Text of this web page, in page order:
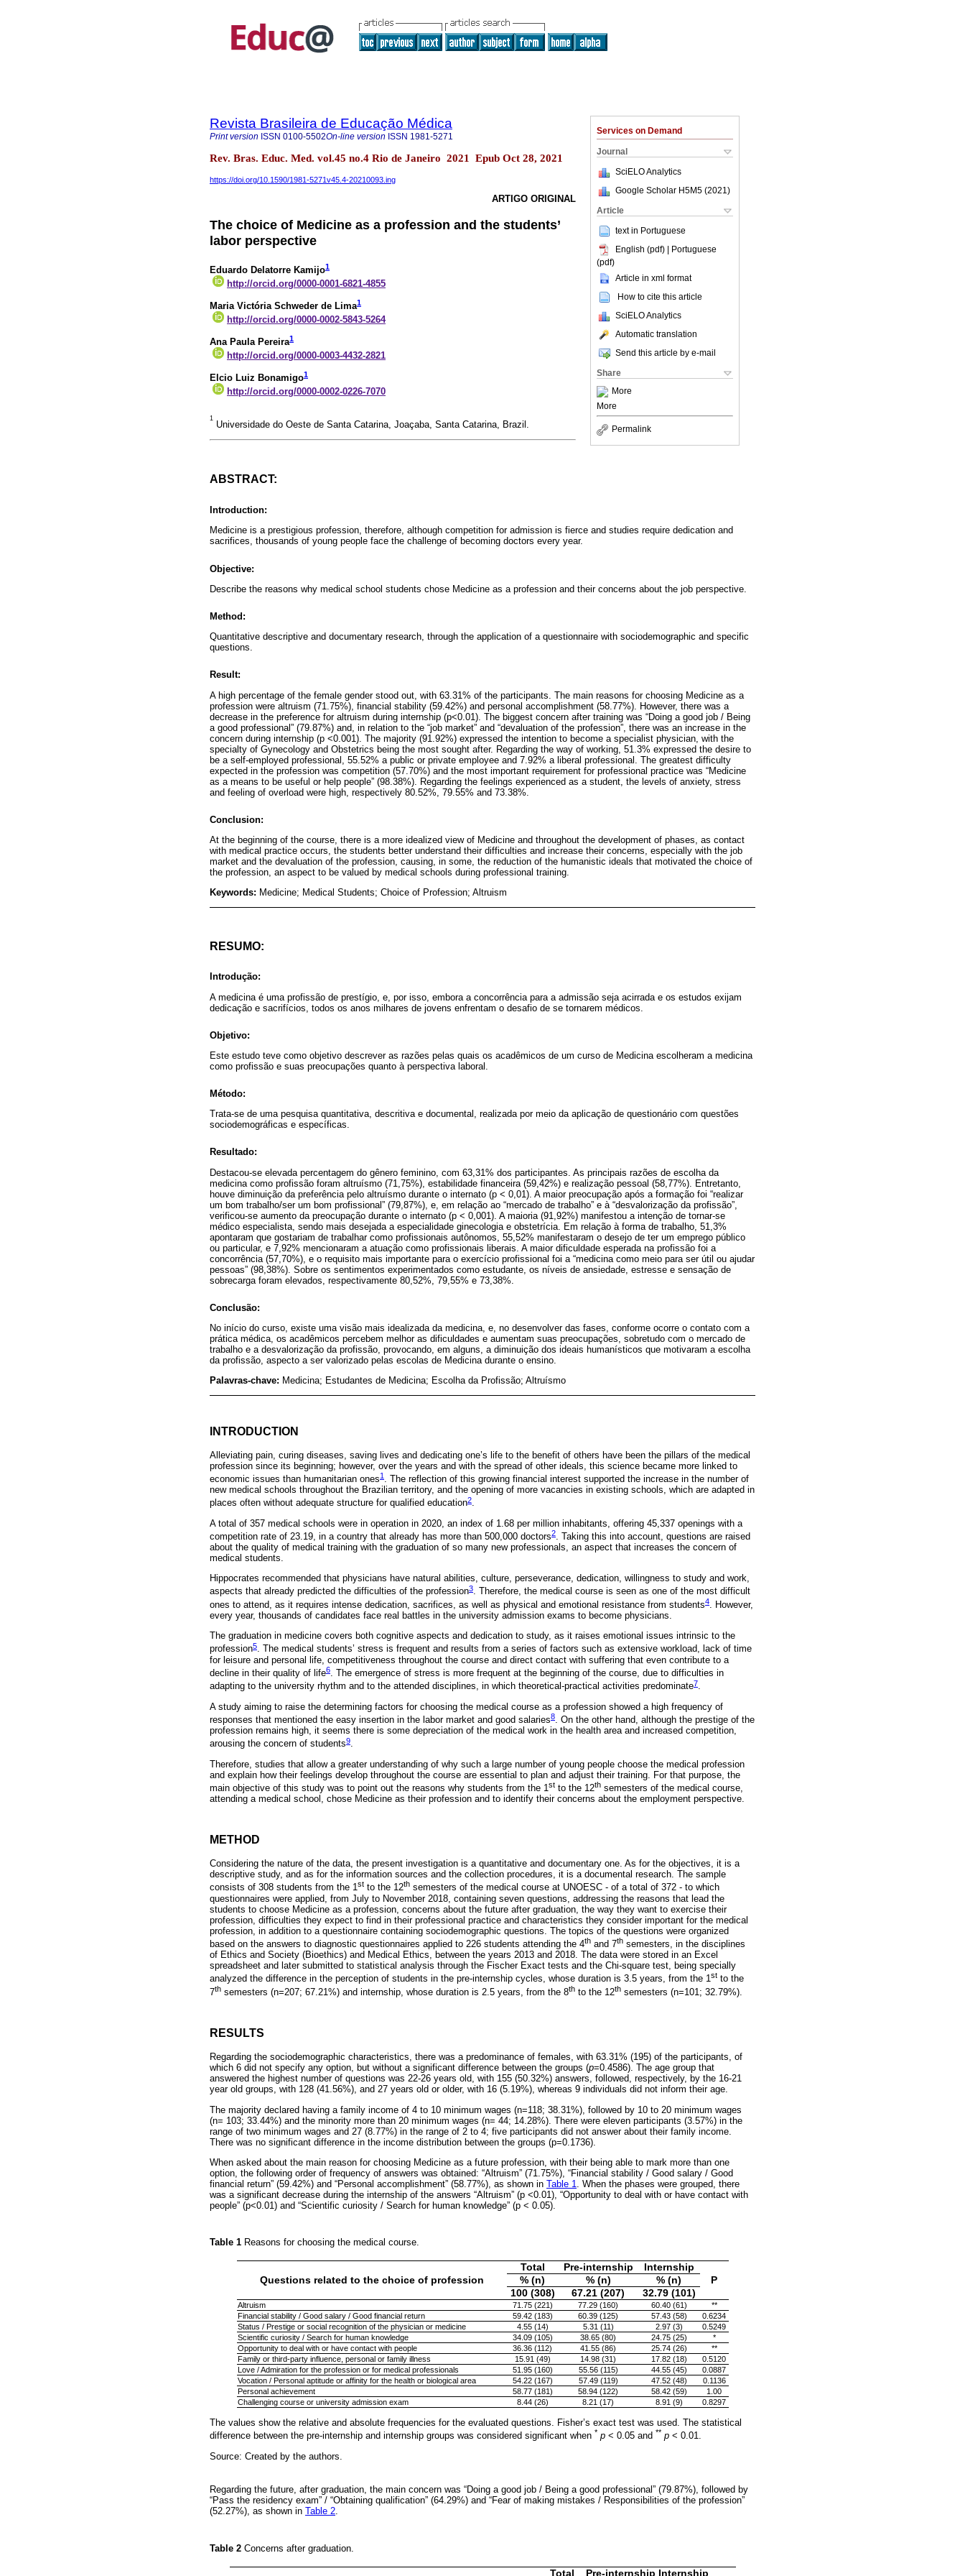
Services on Demand
Journal
SciELO Analytics
Google Scholar H5M5 (2021 )
Article
text in Portuguese
English (pdf) | Portuguese
(pdf)
Article in xml format
How to cite this article
SciELO Analytics
Automatic translation
Send this article by e-mail
Share
More
More
Permalink
Revista Brasileira de Educação Médica
Print version ISSN 0100-5502On-line version ISSN 1981-5271
Rev. Bras. Educ. Med. vol.45 no.4 Rio de Janeiro 2021 Epub Oct 28, 2021
https://doi.org/10.1590/1981-5271v45.4-20210093.ing
ARTIGO ORIGINAL
The choice of Medicine as a profession and the students’
labor perspective
Eduardo Delatorre Kamijo1
http://orcid.org/0000-0001-6821-4855
Maria Victória Schweder de Lima1
http://orcid.org/0000-0002-5843-5264
Ana Paula Pereira1
http://orcid.org/0000-0003-4432-2821
Elcio Luiz Bonamigo1
http://orcid.org/0000-0002-0226-7070
1
Universidade do Oeste de Santa Catarina, Joaçaba, Santa Catarina, Brazil.
ABSTRACT:
Introduction:
Medicine is a prestigious profession, therefore, although competition for admission is fierce and studies require dedication and
sacrifices, thousands of young people face the challenge of becoming doctors every year.
Objective:
Describe the reasons why medical school students chose Medicine as a profession and their concerns about the job perspective.
Method:
Quantitative descriptive and documentary research, through the application of a questionnaire with sociodemographic and specific
questions.
Result:
A high percentage of the female gender stood out, with 63.31% of the participants. The main reasons for choosing Medicine as a
profession were altruism (71.75%), financial stability (59.42%) and personal accomplishment (58.77%). However, there was a
decrease in the preference for altruism during internship (p<0.01). The biggest concern after training was “Doing a good job / Being
a good professional” (79.87%) and, in relation to the “job market” and “devaluation of the profession”, there was an increase in the
concern during internship (p <0.001). The majority (91.92%) expressed the intention to become a specialist physician, with the
specialty of Gynecology and Obstetrics being the most sought after. Regarding the way of working, 51.3% expressed the desire to
be a self-employed professional, 55.52% a public or private employee and 7.92% a liberal professional. The greatest difficulty
expected in the profession was competition (57.70%) and the most important requirement for professional practice was “Medicine
as a means to be useful or help people” (98.38%). Regarding the feelings experienced as a student, the levels of anxiety, stress
and feeling of overload were high, respectively 80.52%, 79.55% and 73.38%.
Conclusion:
At the beginning of the course, there is a more idealized view of Medicine and throughout the development of phases, as contact
with medical practice occurs, the students better understand their difficulties and increase their concerns, especially with the job
market and the devaluation of the profession, causing, in some, the reduction of the humanistic ideals that motivated the choice of
the profession, an aspect to be valued by medical schools during professional training.
Keywords: Medicine; Medical Students; Choice of Profession; Altruism
RESUMO:
Introdução:
A medicina é uma profissão de prestígio, e, por isso, embora a concorrência para a admissão seja acirrada e os estudos exijam
dedicação e sacrifícios, todos os anos milhares de jovens enfrentam o desafio de se tornarem médicos.
Objetivo:
Este estudo teve como objetivo descrever as razões pelas quais os acadêmicos de um curso de Medicina escolheram a medicina
como profissão e suas preocupações quanto à perspectiva laboral.
Método:
Trata-se de uma pesquisa quantitativa, descritiva e documental, realizada por meio da aplicação de questionário com questões
sociodemográficas e específicas.
Resultado:
Destacou-se elevada percentagem do gênero feminino, com 63,31% dos participantes. As principais razões de escolha da
medicina como profissão foram altruísmo (71,75%), estabilidade financeira (59,42%) e realização pessoal (58,77%). Entretanto,
houve diminuição da preferência pelo altruísmo durante o internato (p < 0,01). A maior preocupação após a formação foi “realizar
um bom trabalho/ser um bom profissional” (79,87%), e, em relação ao “mercado de trabalho” e à “desvalorização da profissão”,
verificou-se aumento da preocupação durante o internato (p < 0,001). A maioria (91,92%) manifestou a intenção de tornar-se
médico especialista, sendo mais desejada a especialidade ginecologia e obstetrícia. Em relação à forma de trabalho, 51,3%
apontaram que gostariam de trabalhar como profissionais autônomos, 55,52% manifestaram o desejo de ter um emprego público
ou particular, e 7,92% mencionaram a atuação como profissionais liberais. A maior dificuldade esperada na profissão foi a
concorrência (57,70%), e o requisito mais importante para o exercício profissional foi a “medicina como meio para ser útil ou ajudar
pessoas” (98,38%). Sobre os sentimentos experimentados como estudante, os níveis de ansiedade, estresse e sensação de
sobrecarga foram elevados, respectivamente 80,52%, 79,55% e 73,38%.
Conclusão:
No início do curso, existe uma visão mais idealizada da medicina, e, no desenvolver das fases, conforme ocorre o contato com a
prática médica, os acadêmicos percebem melhor as dificuldades e aumentam suas preocupações, sobretudo com o mercado de
trabalho e a desvalorização da profissão, provocando, em alguns, a diminuição dos ideais humanísticos que motivaram a escolha
da profissão, aspecto a ser valorizado pelas escolas de Medicina durante o ensino.
Palavras-chave: Medicina; Estudantes de Medicina; Escolha da Profissão; Altruísmo
INTRODUCTION
Alleviating pain, curing diseases, saving lives and dedicating one’s life to the benefit of others have been the pillars of the medical
profession since its beginning; however, over the years and with the spread of other ideals, this science became more linked to
economic issues than humanitarian ones1 . The reflection of this growing financial interest supported the increase in the number of
new medical schools throughout the Brazilian territory, and the opening of more vacancies in existing schools, which are adapted in
places often without adequate structure for qualified education2.
A total of 357 medical schools were in operation in 2020, an index of 1.68 per million inhabitants, offering 45,337 openings with a
competition rate of 23.19, in a country that already has more than 500,000 doctors2. Taking this into account, questions are raised
about the quality of medical training with the graduation of so many new professionals, an aspect that increases the concern of
medical students.
Hippocrates recommended that physicians have natural abilities, culture, perseverance, dedication, willingness to study and work,
aspects that already predicted the difficulties of the profession3. Therefore, the medical course is seen as one of the most difficult
ones to attend, as it requires intense dedication, sacrifices, as well as physical and emotional resistance from students4. However,
every year, thousands of candidates face real battles in the university admission exams to become physicians.
The graduation in medicine covers both cognitive aspects and dedication to study, as it raises emotional issues intrinsic to the
profession5. The medical students’ stress is frequent and results from a series of factors such as extensive workload, lack of time
for leisure and personal life, competitiveness throughout the course and direct contact with suffering that even contribute to a
decline in their quality of life6. The emergence of stress is more frequent at the beginning of the course, due to difficulties in
adapting to the university rhythm and to the attended disciplines, in which theoretical-practical activities predominate7.
A study aiming to raise the determining factors for choosing the medical course as a profession showed a high frequency of
responses that mentioned the easy insertion in the labor market and good salaries8. On the other hand, although the prestige of the
profession remains high, it seems there is some depreciation of the medical work in the health area and increased competition,
arousing the concern of students9.
Therefore, studies that allow a greater understanding of why such a large number of young people choose the medical profession
and explain how their feelings develop throughout the course are essential to plan and adjust their training. For that purpose, the
main objective of this study was to point out the reasons why students from the 1st to the 12th semesters of the medical course,
attending a medical school, chose Medicine as their profession and to identify their concerns about the employment perspective.
METHOD
Considering the nature of the data, the present investigation is a quantitative and documentary one. As for the objectives, it is a
descriptive study, and as for the information sources and the collection procedures, it is a documental research. The sample
consists of 308 students from the 1st to the 12th semesters of the medical course at UNOESC - of a total of 372 - to which
questionnaires were applied, from July to November 2018, containing seven questions, addressing the reasons that lead the
students to choose Medicine as a profession, concerns about the future after graduation, the way they want to exercise their
profession, difficulties they expect to find in their professional practice and characteristics they consider important for the medical
profession, in addition to a questionnaire containing sociodemographic questions. The topics of the questions were organized
based on the answers to diagnostic questionnaires applied to 226 students attending the 4th and 7th semesters, in the disciplines
of Ethics and Society (Bioethics) and Medical Ethics, between the years 2013 and 2018. The data were stored in an Excel
spreadsheet and later submitted to statistical analysis through the Fischer Exact tests and the Chi-square test, being specially
analyzed the difference in the perception of students in the pre-internship cycles, whose duration is 3.5 years, from the 1st to the
7th semesters (n=207; 67.21%) and internship, whose duration is 2.5 years, from the 8th to the 12th semesters (n=101; 32.79%).
RESULTS
Regarding the sociodemographic characteristics, there was a predominance of females, with 63.31% (195) of the participants, of
which 6 did not specify any option, but without a significant difference between the groups (p=0.4586). The age group that
answered the highest number of questions was 22-26 years old, with 155 (50.32%) answers, followed, respectively, by the 16-21
year old groups, with 128 (41.56%), and 27 years old or older, with 16 (5.19%), whereas 9 individuals did not inform their age.
The majority declared having a family income of 4 to 10 minimum wages (n=118; 38.31%), followed by 10 to 20 minimum wages
(n= 103; 33.44%) and the minority more than 20 minimum wages (n= 44; 14.28%). There were eleven participants (3.57%) in the
range of two minimum wages and 27 (8.77%) in the range of 2 to 4; five participants did not answer about their family income.
There was no significant difference in the income distribution between the groups (p=0.1736).
When asked about the main reason for choosing Medicine as a future profession, with their being able to mark more than one
option, the following order of frequency of answers was obtained: “Altruism” (71.75%), “Financial stability / Good salary / Good
financial return” (59.42%) and “Personal accomplishment” (58.77%), as shown in Table 1
. When the phases were grouped, there
was a significant decrease during the internship of the answers “Altruism” (p <0.01), “Opportunity to deal with or have contact with
people” (p<0.01) and “Scientific curiosity / Search for human knowledge” (p < 0.05).
Table 1 Reasons for choosing the medical course.
Questions related to the choice of profession
Total Pre-internship
Internship
P
% (n) % (n)
% (n)
100 (308)
67.21 (207) 32.79 (101)
Altruism 71.75 (221) 77.29 (160) 60.40 (61)
**
Financial stability / Good salary / Good financial return
59.42 (183) 60.39 (125) 57.43 (58)
0.6234
Status / Prestige or social recognition of the physician or medicine
4.55 (14) 5.31 (11) 2.97 (3)
0.5249
Scientific curiosity / Search for human knowledge
34.09 (105) 38.65 (80) 24.75 (25)
*
Opportunity to deal with or have contact with people
36.36 (112) 41.55 (86) 25.74 (26)
**
Family or third-party influence, personal or family illness
15.91 (49) 14.98 (31) 17.82 (18)
0.5120
Love / Admiration for the profession or for medical professionals
51.95 (160) 55.56 (115) 44.55 (45)
0.0887
Vocation / Personal aptitude or affinity for the health or biological area
54.22 (167) 57.49 (119) 47.52 (48)
0.1136
Personal achievement
58.77 (181) 58.94 (122) 58.42 (59)
1.00
Challenging course or university admission exam
8.44 (26) 8.21 (17) 8.91 (9) 0.8297
The values show the relative and absolute frequencies for the evaluated questions. Fisher’s exact test was used. The statistical
difference between the pre-internship and internship groups was considered significant when * p < 0.05 and ** p < 0.01.
Source: Created by the authors.
Regarding the future, after graduation, the main concern was “Doing a good job / Being a good professional” (79.87%), followed by
“Pass the residency exam” / “Obtaining qualification” (64.29%) and “Fear of making mistakes / Responsibilities of the profession”
(52.27%), as shown in Table 2.
Table 2 Concerns after graduation.
Total Pre-internship Internship